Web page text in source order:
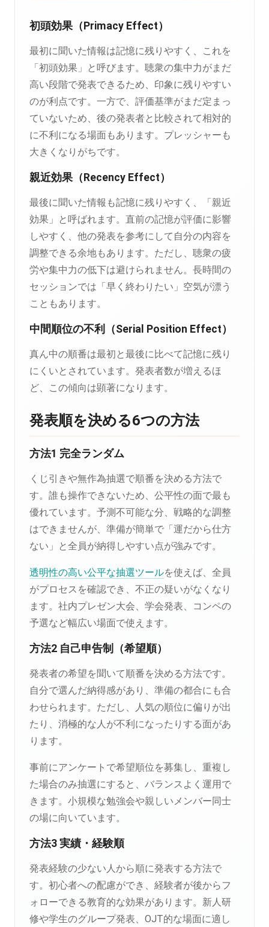
初頭効果（Primacy Effect）
最初に聞いた情報は記憶に残りやすく、これを
「初頭効果」と呼びます。聴衆の集中力がまだ
高い段階で発表できるため、印象に残りやすい
のが利点です。一方で、評価基準がまだ定まっ
ていないため、後の発表者と比較されて相対的
に不利になる場面もあります。プレッシャーも
大きくなりがちです。
親近効果（Recency Effect）
最後に聞いた情報も記憶に残りやすく、「親近
効果」と呼ばれます。直前の記憶が評価に影響
しやすく、他の発表を参考にして自分の内容を
調整できる余地もあります。ただし、聴衆の疲
労や集中力の低下は避けられません。長時間の
セッションでは「早く終わりたい」空気が漂う
こともあります。
中間順位の不利（Serial Position Effect）
真ん中の順番は最初と最後に比べて記憶に残り
にくいとされています。発表者数が増えるほ
ど、この傾向は顕著になります。
発表順を決める6つの方法
方法1 完全ランダム
くじ引きや無作為抽選で順番を決める方法で
す。誰も操作できないため、公平性の面で最も
優れています。予測不可能な分、戦略的な調整
はできませんが、準備が簡単で「運だから仕方
ない」と全員が納得しやすい点が強みです。
透明性の高い公平な抽選ツールを使えば、全員
がプロセスを確認でき、不正の疑いがなくなり
ます。社内プレゼン大会、学会発表、コンペの
予選など幅広い場面で使えます。
方法2 自己申告制（希望順）
発表者の希望を聞いて順番を決める方法です。
自分で選んだ納得感があり、準備の都合にも合
わせられます。ただし、人気の順位に偏りが出
たり、消極的な人が不利になったりする面があ
ります。
事前にアンケートで希望順位を募集し、重複し
た場合のみ抽選にすると、バランスよく運用で
きます。小規模な勉強会や親しいメンバー同士
の場に向いています。
方法3 実績・経験順
発表経験の少ない人から順に発表する方法で
す。初心者への配慮ができ、経験者が後からフ
ォローできる教育的な効果があります。新人研
修や学生のグループ発表、OJT的な場面に適し